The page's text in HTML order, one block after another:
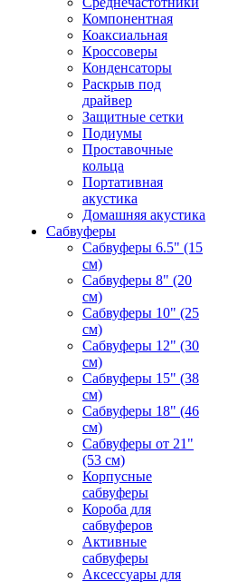
Компонентная
Коаксиальная
Кроссоверы
Конденсаторы
Раскрыв под
драйвер
Защитные сетки
Подиумы
Проставочные
кольца
Портативная
акустика
Домашняя акустика
Сабвуферы
Сабвуферы 6.5" (15
см)
Сабвуферы 8" (20
см)
Сабвуферы 10" (25
см)
Сабвуферы 12" (30
см)
Сабвуферы 15" (38
см)
Сабвуферы 18" (46
см)
Сабвуферы от 21"
(53 см)
Корпусные
сабвуферы
Короба для
сабвуферов
Активные
сабвуферы
Аксессуары для